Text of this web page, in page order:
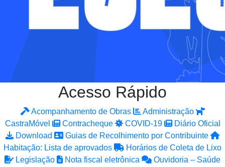
Acesso Rápido
Acompanhamento de Obras
Administração
CastraMóvel
Contracheque COVID-19
Diário Oficial
Download
Guias de Recolhimento por Contribuinte
Habitação: Lista de aprovados
Horários de Coleta de Lixo
Legislação
Nota fiscal eletrônica Ouvidoria – Saúde